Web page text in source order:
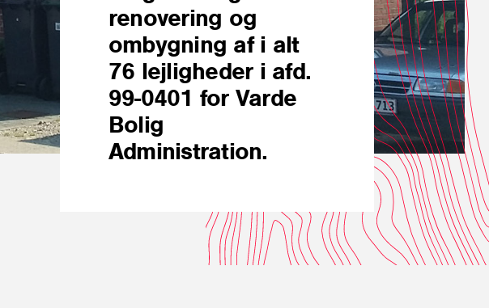
renovering og
ombygning af i alt
76 lejligheder i afd.
99-0401 for Varde
Bolig
Administration.